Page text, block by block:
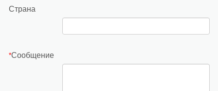
Страна
*Сообщение